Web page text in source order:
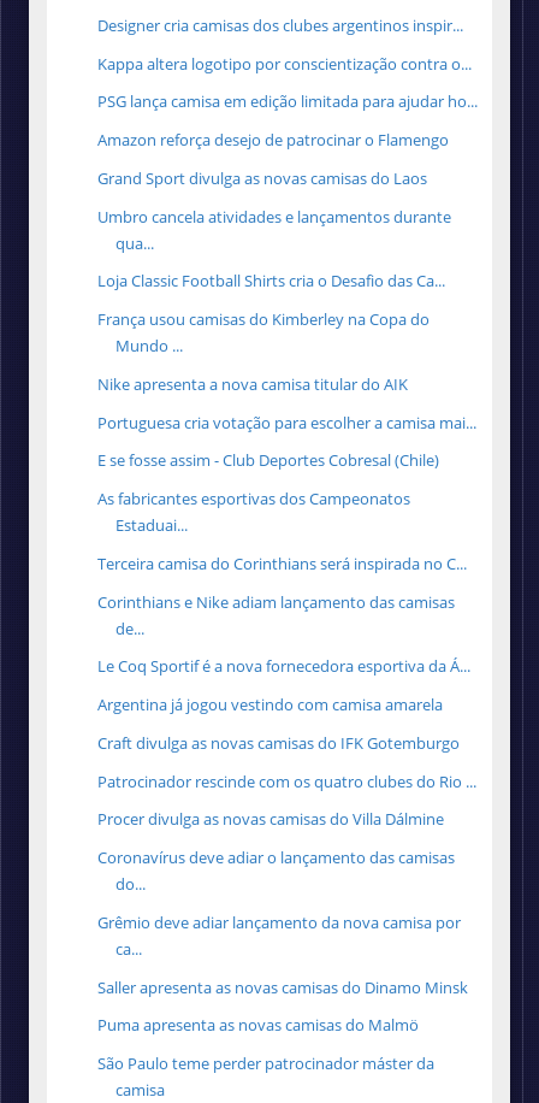
Designer cria camisas dos clubes argentinos inspir...
Kappa altera logotipo por conscientização contra o...
PSG lança camisa em edição limitada para ajudar ho...
Amazon reforça desejo de patrocinar o Flamengo
Grand Sport divulga as novas camisas do Laos
Umbro cancela atividades e lançamentos durante
qua...
Loja Classic Football Shirts cria o Desafio das Ca...
França usou camisas do Kimberley na Copa do
Mundo ...
Nike apresenta a nova camisa titular do AIK
Portuguesa cria votação para escolher a camisa mai...
E se fosse assim - Club Deportes Cobresal (Chile)
As fabricantes esportivas dos Campeonatos
Estaduai...
Terceira camisa do Corinthians será inspirada no C...
Corinthians e Nike adiam lançamento das camisas
de...
Le Coq Sportif é a nova fornecedora esportiva da Á...
Argentina já jogou vestindo com camisa amarela
Craft divulga as novas camisas do IFK Gotemburgo
Patrocinador rescinde com os quatro clubes do Rio ...
Procer divulga as novas camisas do Villa Dálmine
Coronavírus deve adiar o lançamento das camisas
do...
Grêmio deve adiar lançamento da nova camisa por
ca...
Saller apresenta as novas camisas do Dinamo Minsk
Puma apresenta as novas camisas do Malmö
São Paulo teme perder patrocinador máster da
camisa